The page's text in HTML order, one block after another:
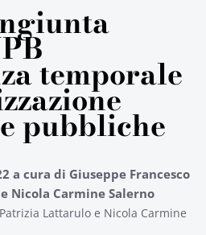
temporale
pubbliche
a cura di Giuseppe Francesco
Nicola Carmine Salerno
Lattarulo e Nicola Carmine